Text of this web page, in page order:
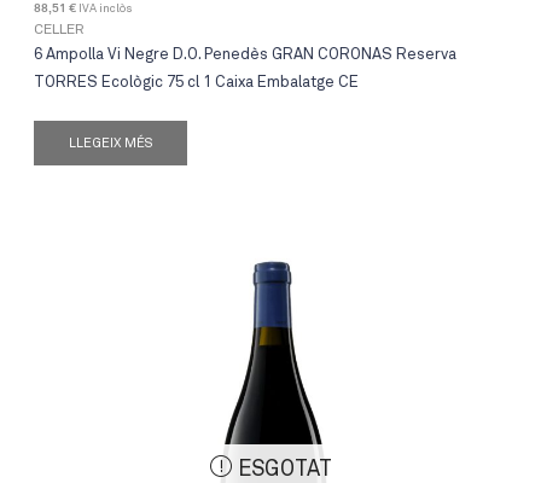
88,51 € IVA inclòs
CELLER
6 Ampolla Vi Negre D.O. Penedès GRAN CORONAS Reserva
TORRES Ecològic 75 cl 1 Caixa Embalatge CE
LLEGEIX MÉS
ESGOTAT